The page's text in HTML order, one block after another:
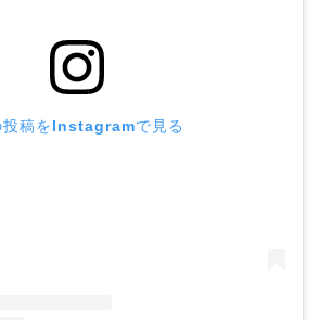
投稿をInstagramで見る